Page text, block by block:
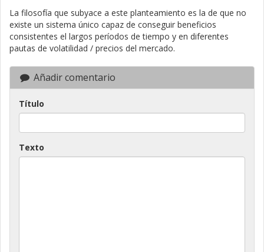
La filosofía que subyace a este planteamiento es la de que no
existe un sistema único capaz de conseguir beneficios
consistentes el largos períodos de tiempo y en diferentes
pautas de volatilidad / precios del mercado.
Añadir comentario
Título
Texto